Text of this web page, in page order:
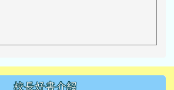
校長好書介紹